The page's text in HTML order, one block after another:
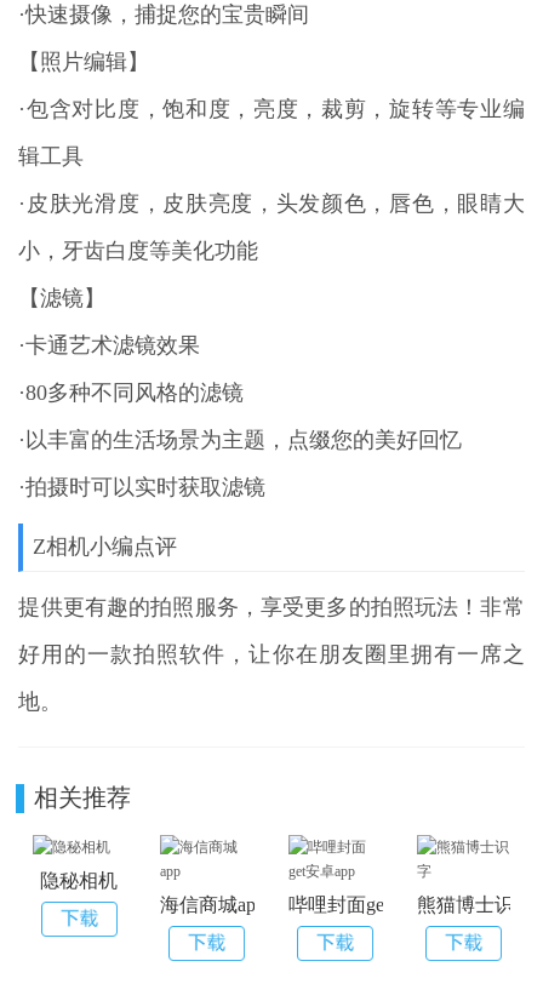
·快速摄像，捕捉您的宝贵瞬间
【照片编辑】
·包含对比度，饱和度，亮度，裁剪，旋转等专业编
辑工具
·皮肤光滑度，皮肤亮度，头发颜色，唇色，眼睛大
小，牙齿白度等美化功能
【滤镜】
·卡通艺术滤镜效果
·80多种不同风格的滤镜
·以丰富的生活场景为主题，点缀您的美好回忆
·拍摄时可以实时获取滤镜
Z相机小编点评
提供更有趣的拍照服务，享受更多的拍照玩法！非常
好用的一款拍照软件，让你在朋友圈里拥有一席之
地。
相关推荐
隐秘相机
海信商城app
哔哩封面get安卓app熊猫博士识字